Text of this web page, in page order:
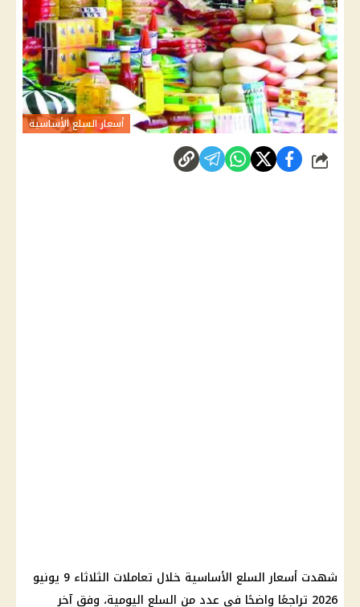
أسعار السلع الأساسية
شارك
شهدت أسعار السلع
الأساسية خلال تعاملات الثلاثاء 9 يونيو
2026 تراجعًا واضحًا في عدد من السلع اليومية، وفق آخر